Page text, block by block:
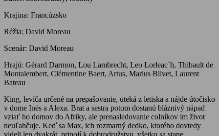
Krajina: Francúzsko
Réžia: David Moreau
Scenár: David Moreau
Hrajú: Gérard Darmon, Lou Lambrecht, Leo Lorleac´h, Thibault de
Montalembert, Clémentine Baert, Artus, Marius Blivet, Laurent
Bateau
King, levíča určené na prepašovanie, uteká z letiska a nájde útočisko
v dome Inès a Alexa. Brat a sestra potom dostanú bláznivý nápad
vziať ho domov do Afriky, ale prenasledovanie colníkov im život
neuľahčuje. Keď sa Max, ich rozmarný dedko, ktorého dovtedy